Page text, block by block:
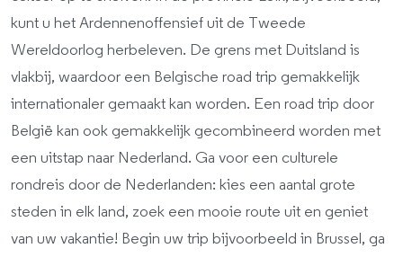
kunt u het Ardennenoffensief uit de Tweede
Wereldoorlog herbeleven. De grens met Duitsland is
vlakbij, waardoor een Belgische road trip gemakkelijk
internationaler gemaakt kan worden. Een road trip door
België kan ook gemakkelijk gecombineerd worden met
een uitstap naar Nederland. Ga voor een culturele
rondreis door de Nederlanden: kies een aantal grote
steden in elk land, zoek een mooie route uit en geniet
van uw vakantie! Begin uw trip bijvoorbeeld in Brussel, ga